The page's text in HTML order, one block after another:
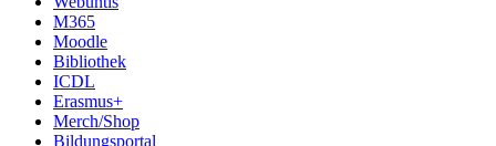
M365
Moodle
Bibliothek
ICDL
Erasmus+
Merch/Shop
Bildungsportal